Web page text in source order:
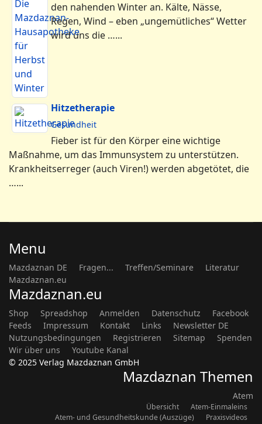
den nahenden Winter an. Kälte, Nässe,
Regen, Wind – eben „ungemütliches“ Wetter
wird uns die …...
Hitzetherapie
Gesundheit
Fieber ist für den Körper eine wichtige
Maßnahme, um das Immunsystem zu unterstützen.
Krankheitserreger (auch Viren!) werden abgetötet, die
…...
Menu
Mazdaznan DE Fragen... Treffen/Seminare
Literatur
Mazdaznan.eu
Mazdaznan.eu
Shop Spreadshop Anmelden Datenschutz
Facebook
Feeds
Impressum Kontakt Links
Newsletter DE
Nutzungsbedingungen
Registrieren Sitemap
Spenden
Wir über uns
Youtube Kanal
© 2025 Verlag Mazdaznan GmbH
Mazdaznan Themen
Atem
Übersicht
Atem-Einmaleins
Atem- und Gesundheitskunde (Auszüge)
Praxisvideos